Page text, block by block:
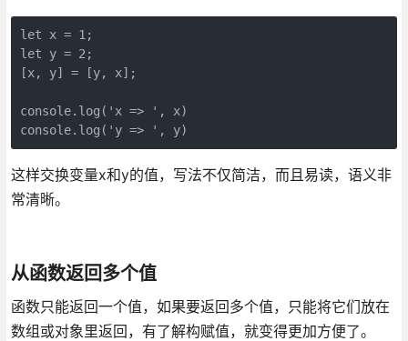
let x = 1;
let y = 2;
[x, y] = [y, x];
console.log('x => ', x)
这样交换变量x和y的值，写法不仅简洁，而且易读，语义非
常清晰。
从函数返回多个值
函数只能返回一个值，如果要返回多个值，只能将它们放在
数组或对象里返回，有了解构赋值，就变得更加方便了。